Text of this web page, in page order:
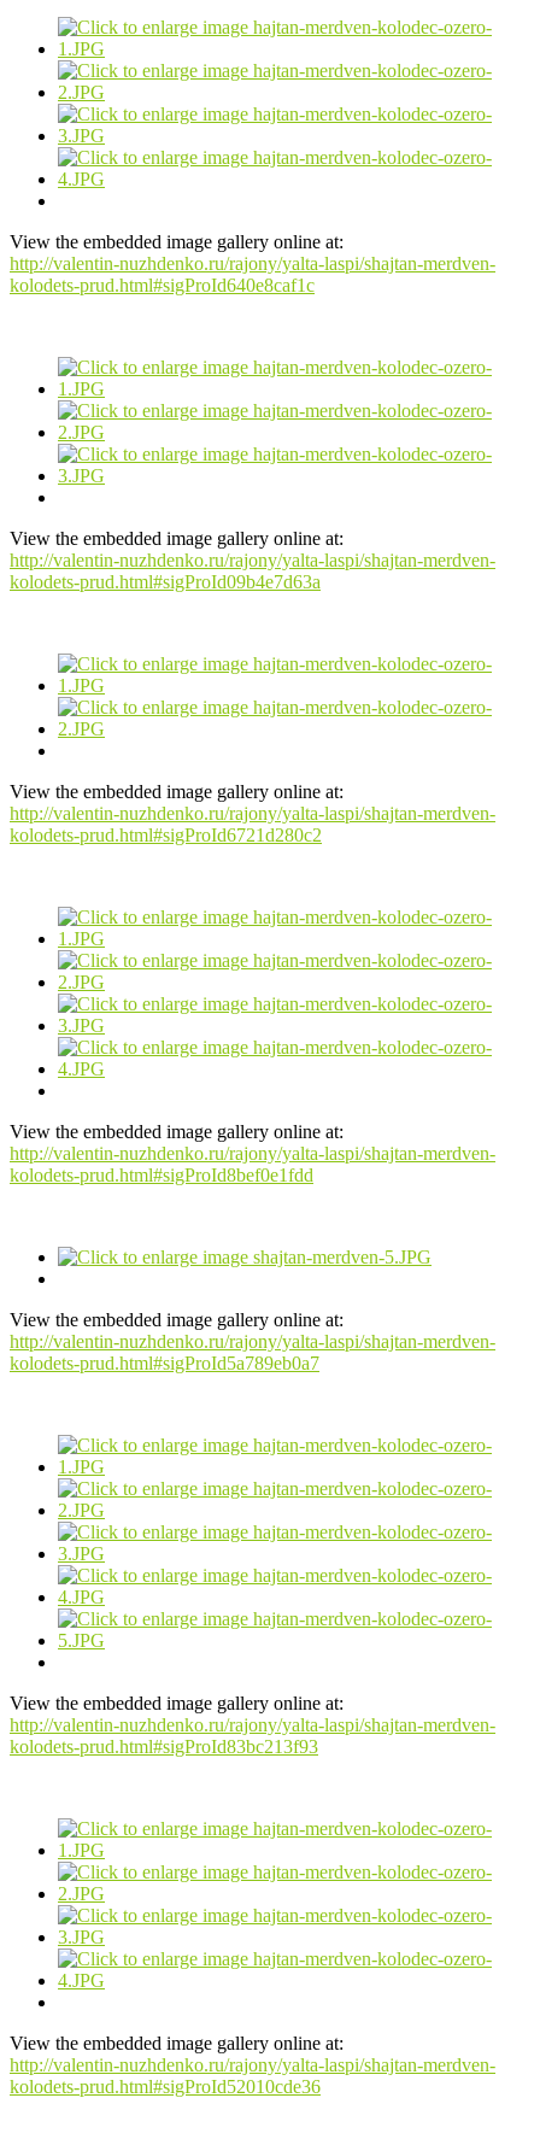
View the embedded image gallery online at:
http://valentin-nuzhdenko.ru/rajony/yalta-laspi/shajtan-merdven-
kolodets-prud.html#sigProId640e8caf1c
View the embedded image gallery online at:
http://valentin-nuzhdenko.ru/rajony/yalta-laspi/shajtan-merdven-
kolodets-prud.html#sigProId09b4e7d63a
View the embedded image gallery online at:
http://valentin-nuzhdenko.ru/rajony/yalta-laspi/shajtan-merdven-
kolodets-prud.html#sigProId6721d280c2
View the embedded image gallery online at:
http://valentin-nuzhdenko.ru/rajony/yalta-laspi/shajtan-merdven-
kolodets-prud.html#sigProId8bef0e1fdd
View the embedded image gallery online at:
http://valentin-nuzhdenko.ru/rajony/yalta-laspi/shajtan-merdven-
kolodets-prud.html#sigProId5a789eb0a7
View the embedded image gallery online at:
http://valentin-nuzhdenko.ru/rajony/yalta-laspi/shajtan-merdven-
kolodets-prud.html#sigProId83bc213f93
View the embedded image gallery online at:
http://valentin-nuzhdenko.ru/rajony/yalta-laspi/shajtan-merdven-
kolodets-prud.html#sigProId52010cde36